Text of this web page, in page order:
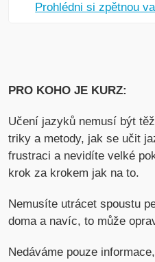
Prohlédni si zpětnou
PRO KOHO JE KURZ:
Učení jazyků nemusí být
triky a metody, jak se učit
frustraci a nevidíte velké
krok za krokem jak na to.
Nemusíte utrácet spoustu
doma a navíc, to může
Nedáváme pouze